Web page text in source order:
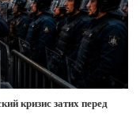
кризис затих перед